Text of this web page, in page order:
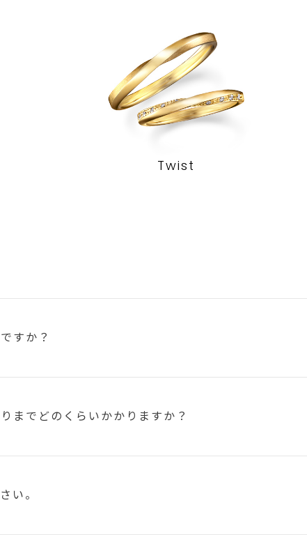
Twist
すか？
まで どのくらいかかりますか？
い。